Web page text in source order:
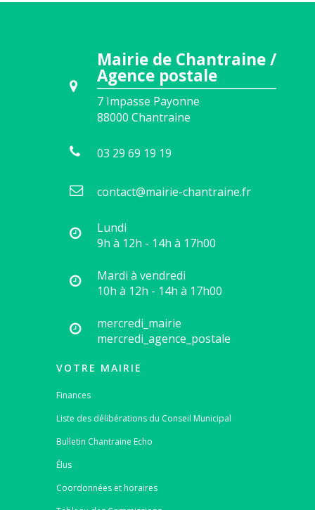
Mairie de Chantraine /
Agence postale
7 Impasse Payonne
88000 Chantraine
03 29 69 19 19
contact@mairie-chantraine.fr
Lundi
9h à 12h - 14h à 17h00
Mardi à vendredi
10h à 12h - 14h à 17h00
mercredi_mairie
mercredi_agence_postale
VOTRE MAIRIE
Finances
Liste des délibérations du Conseil Municipal
Bulletin Chantraine Echo
Élus
Coordonnées et horaires